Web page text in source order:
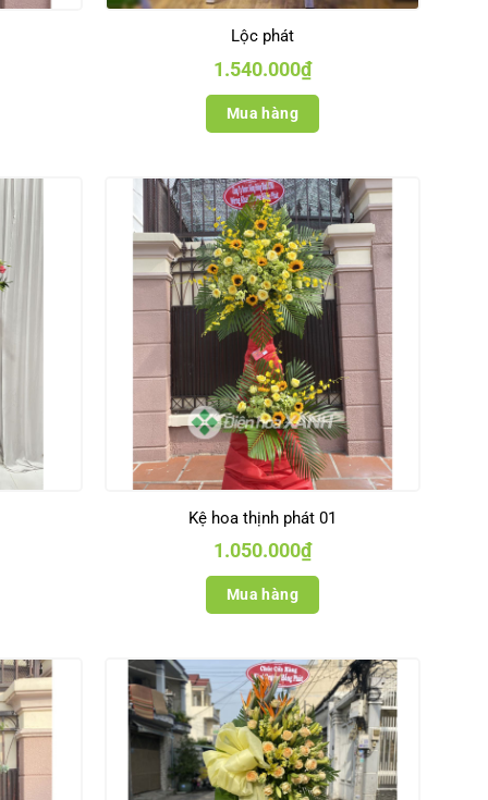
Lộc phát
1.540.000₫
Mua hàng
Kệ hoa thịnh phát 01
1.050.000₫
Mua hàng